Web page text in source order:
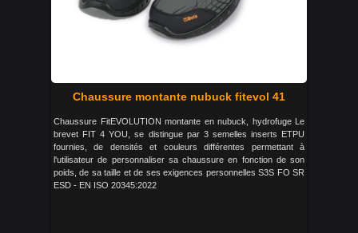
Chaussure montante nubuck fitevol 41
Chaussure FitEVOLUTION montante en nubuck, hydrofuge Le
brevet FIT 4 YOU, se distingue par 3 semelles inserts ETPU
fournies, de densités et couleurs différentes permettant à
l'utilisateur de personnaliser sa chaussure en fonction de son
poids, de sa taille et de ses exigences personnelles S3S FO SR
ESD - EN ISO 20345:2022